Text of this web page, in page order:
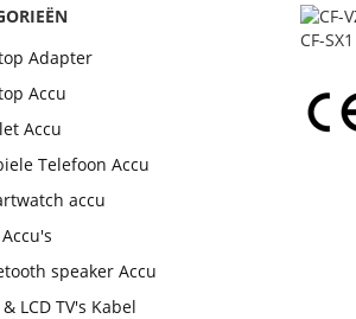
Adapter
Accu
Accu
Telefoon Accu
accu
Accu's
speaker Accu
& LCD TV's Kabel